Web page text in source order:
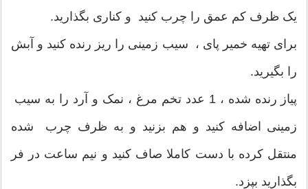
یک ظرف کم عمق را چرب کنید و کناری بگذارید.
برای تهیه خمیر پای ، سیب زمینی را ریز رنده کنید و آبش
را بگیرید.
پیاز رنده شده ، 1 عدد تخم مرغ ، نمک و آرد را به سیب
زمینی اضافه کنید و هم بزنید و به ظرف چرب شده
منتقل کرده با دست کاملا صاف کنید و نیم ساعت در فر
بگذارید بپزد.